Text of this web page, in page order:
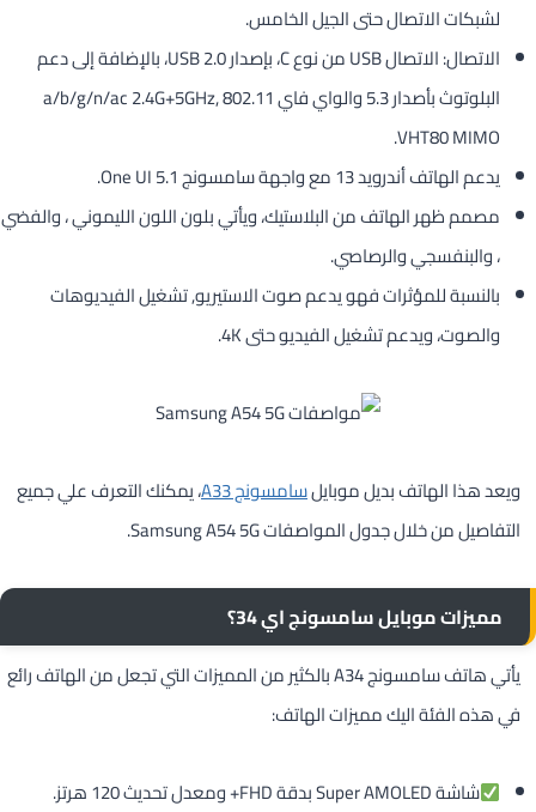
لشبكات الاتصال حتى الجيل الخامس.
الاتصال: الاتصال USB من نوع C، بإصدار USB 2.0، بالإضافة إلى دعم
البلوتوث بأصدار 5.3 والواي فاي 802.11 a/b/g/n/ac 2.4G+5GHz,
VHT80 MIMO.
يدعم الهاتف أندرويد 13 مع واجهة سامسونج One UI 5.1.
مصمم ظهر الهاتف من البلاستيك، ويأتي بلون اللون الليموني ، والفضي
، والبنفسجي والرصاصي.
بالنسبة للمؤثرات فهو يدعم صوت الاستيريو, تشغيل الفيديوهات
والصوت، ويدعم تشغيل الفيديو حتى 4K.
ويعد هذا الهاتف بديل موبايلسامسونج A33
، يمكنك التعرف علي جميع
التفاصيل من خلال جدول المواصفات Samsung A54 5G.
مميزات موبايل سامسونج اي 34؟
يأتي هاتف سامسونج A34 بالكثير من المميزات التي تجعل من الهاتف رائع
في هذه الفئة اليك مميزات الهاتف:
شاشة Super AMOLED بدقة FHD+ ومعدل تحديث 120 هرتز.